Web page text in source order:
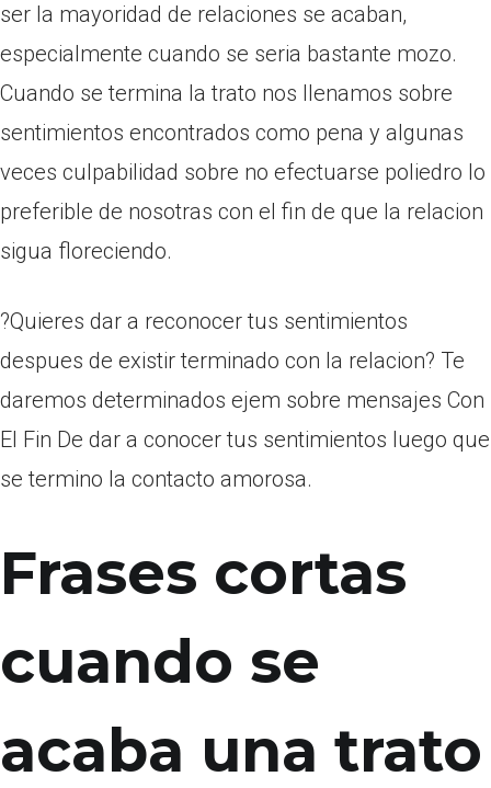
ser la mayoridad de relaciones se acaban,
especialmente cuando se seri­a bastante mozo.
Cuando se termina la trato nos llenamos sobre
sentimientos encontrados como pena y algunas
veces culpabilidad sobre no efectuarse poliedro lo
preferible de nosotras con el fin de que la relacion
sigua floreciendo.
?Quieres dar a reconocer tus sentimientos
despues de existir terminado con la relacion? Te
daremos determinados ejem sobre mensajes Con
El Fin De dar a conocer tus sentimientos luego que
se termino la contacto amorosa.
Frases cortas
cuando se
acaba una trato